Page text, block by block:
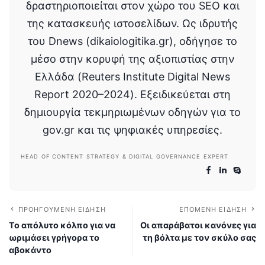
δραστηριοποιείται στον χώρο του SEO και
της κατασκευής ιστοσελίδων. Ως ιδρυτής
του Dnews (dikaiologitika.gr), οδήγησε το
μέσο στην κορυφή της αξιοπιστίας στην
Ελλάδα (Reuters Institute Digital News
Report 2020–2024). Εξειδικεύεται στη
δημιουργία τεκμηριωμένων οδηγών για το
gov.gr και τις ψηφιακές υπηρεσίες.
HEAD OF CONTENT STRATEGY & DIGITAL GOVERNANCE EXPERT
ΠΡΟΗΓΟΎΜΕΝΗ ΕΊΔΗΣΗ
Το απόλυτο κόλπο για να
ωριμάσει γρήγορα το
αβοκάντο
ΕΠΌΜΕΝΗ ΕΊΔΗΣΗ
Οι απαράβατοι κανόνες για
τη βόλτα με τον σκύλο σας